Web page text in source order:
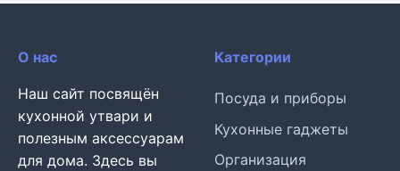
О нас
Наш сайт посвящён
кухонной утвари и
полезным аксессуарам
для дома. Здесь вы
Категории
Посуда и приборы
Кухонные гаджеты
Организация